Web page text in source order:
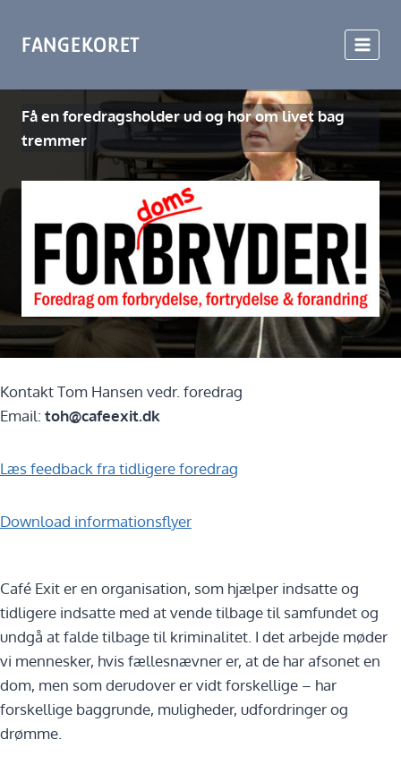
FANGEKORET
Få en foredragsholder ud og hør om livet bag
tremmer
Kontakt Tom Hansen vedr. foredrag
Email: toh@cafeexit.dk
Læs feedback fra tidligere foredrag
Download informationsflyer
Café Exit er en organisation, som hjælper indsatte og
tidligere indsatte med at vende tilbage til samfundet og
undgå at falde tilbage til kriminalitet. I det arbejde møder
vi mennesker, hvis fællesnævner er, at de har afsonet en
dom, men som derudover er vidt forskellige – har
forskellige baggrunde, muligheder, udfordringer og
drømme.